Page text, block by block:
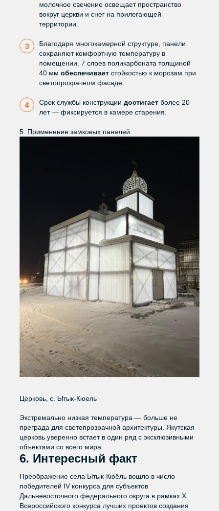
молочное свечение освещает пространство
вокруг церкви и снег на прилегающей
территории.
Благодаря многокамерной структуре, панели
сохраняют комфортную температуру в
помещении. 7 слоев поликарбоната толщиной
40 мм обеспечивает стойкостью к морозам при
светопрозрачном фасаде.
Срок службы конструкции достигает более 20
лет — фиксируется в камере старения.
5. Применение замковых панелей
Церковь, с. Ытык-Кюель
Экстремально низкая температура — больше не
преграда для светопрозрачной архитектуры. Якутская
церковь уверенно встает в один ряд с эксклюзивными
объектами со всего мира.
6. Интересный факт
Преображение села Ытык-Кюёль вошло в число
победителей IV конкурса для субъектов
Дальневосточного федерального округа в рамках X
Всероссийского конкурса лучших проектов создания